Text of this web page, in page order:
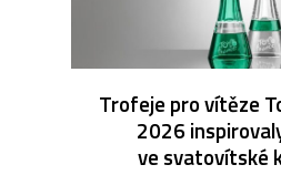
Trofeje pro vítěze
2026
ve svatovítské